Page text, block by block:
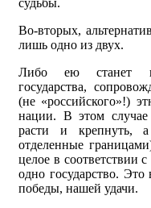
судьбы.
Во-вторых,
лишь одно из двух.
Либо ею станет
государства,
(не «российского»!)
нации. В этом случае
расти и крепнуть,
отделенные
целое в соответствии
одно государство.
победы, нашей удачи.